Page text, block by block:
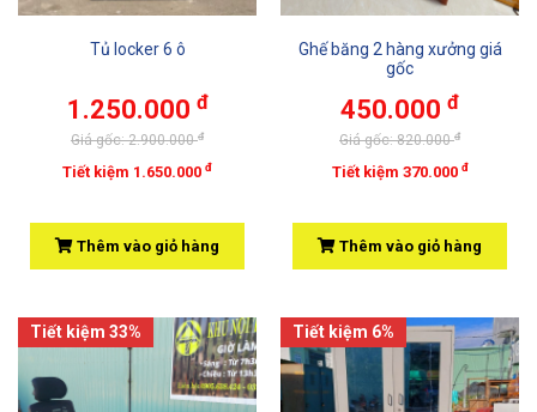
Tủ locker 6 ô
1.250.000 đ
Giá gốc: 2.900.000đ
Tiết kiệm 1.650.000 đ
Thêm vào giỏ hàng
Ghế băng 2 hàng xưởng giá
gốc
450.000 đ
Giá gốc: 820.000đ
Tiết kiệm 370.000 đ
Thêm vào giỏ hàng
Tiết kiệm 33% Tiết kiệm 6%